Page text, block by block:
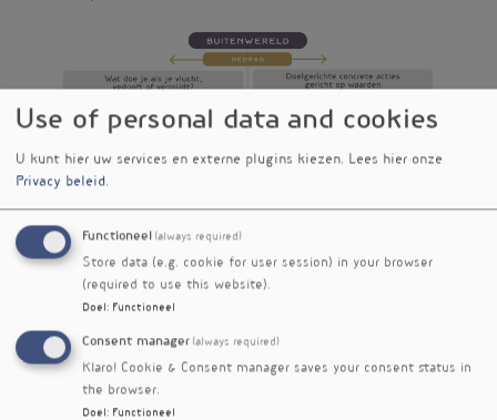
figuur 2 Matrix van de ACT-aanpak bij mevrouw M.
Use of personal data and cookies
U kunt hier uw services en externe plugins kiezen. Lees hier onze
Privacy beleid.
Functioneel (always required)
Store data (e.g. cookie for user session) in your browser
(required to use this website).
Doel : Functioneel
Consent manager (always required)
Klaro! Cookie & Consent manager saves your consent status in
the browser.
Doel : Functioneel